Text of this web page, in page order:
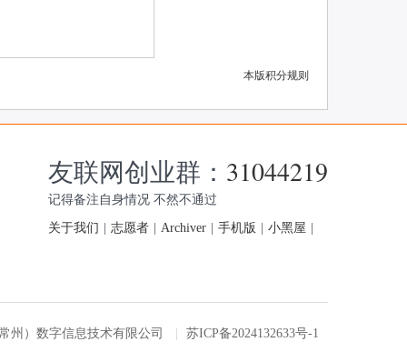
本版积分规则
友联网创业群： 31044219
记得备注自身情况 不然不通过
关于我们 志愿者 Archiver 手机版 小黑屋
州）数字信息技术有限公司 苏ICP备2024132633号-1